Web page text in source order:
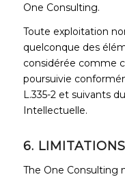
One Consulting.
Toute exploitation
quelconque des
considérée comme
poursuivie
L.335-2 et suivants
Intellectuelle.
6.
The One Consulting